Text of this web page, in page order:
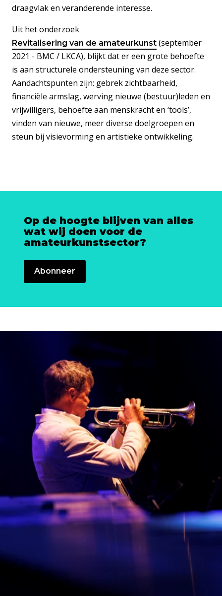
draagvlak en veranderende interesse.
Uit het onderzoek
Revitalisering van de amateurkunst (september
2021 - BMC / LKCA), blijkt dat er een grote behoefte
is aan structurele ondersteuning van deze sector.
Aandachtspunten zijn: gebrek zichtbaarheid,
financiële armslag, werving nieuwe (bestuur)leden en
vrijwilligers, behoefte aan menskracht en ‘tools’,
vinden van nieuwe, meer diverse doelgroepen en
steun bij visievorming en artistieke ontwikkeling.
Op de hoogte blijven van alles
wat wij doen voor de
amateurkunstsector?
Abonneer